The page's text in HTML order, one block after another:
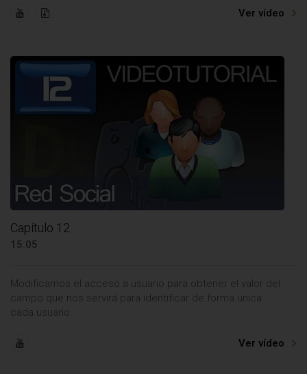
Ver vídeo
Capítulo 12
15:05
Modificamos el acceso a usuario para obtener el valor del
campo que nos servirá para identificar de forma única
cada usuario.
Ver vídeo